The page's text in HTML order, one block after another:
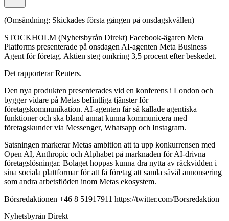
(Omsändning: Skickades första gången på onsdagskvällen)
STOCKHOLM (Nyhetsbyrån Direkt) Facebook-ägaren Meta
Platforms presenterade på onsdagen AI-agenten Meta Business
Agent för företag. Aktien steg omkring 3,5 procent efter beskedet.
Det rapporterar Reuters.
Den nya produkten presenterades vid en konferens i London och
bygger vidare på Metas befintliga tjänster för
företagskommunikation. AI-agenten får så kallade agentiska
funktioner och ska bland annat kunna kommunicera med
företagskunder via Messenger, Whatsapp och Instagram.
Satsningen markerar Metas ambition att ta upp konkurrensen med
Open AI, Anthropic och Alphabet på marknaden för AI-drivna
företagslösningar. Bolaget hoppas kunna dra nytta av räckvidden i
sina sociala plattformar för att få företag att samla såväl annonsering
som andra arbetsflöden inom Metas ekosystem.
Börsredaktionen +46 8 51917911 https://twitter.com/Borsredaktion
Nyhetsbyrån Direkt